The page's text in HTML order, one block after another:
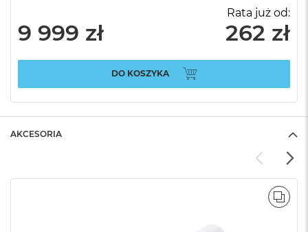
9 999 zł
Rata już od:
262 zł
DO KOSZYKA
AKCESORIA